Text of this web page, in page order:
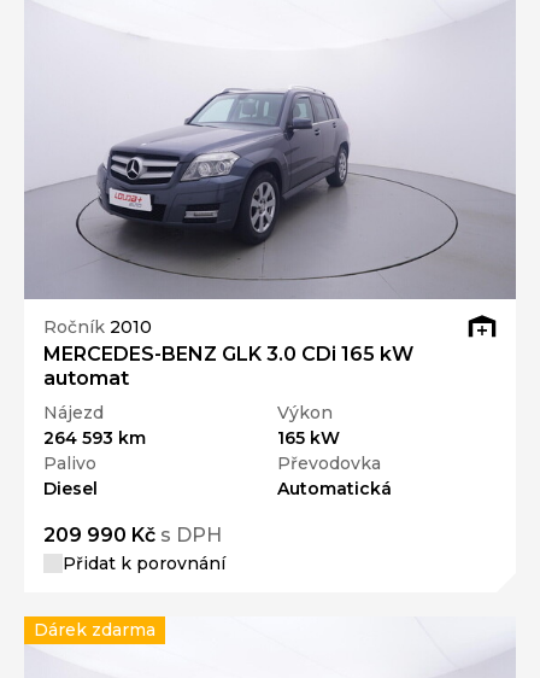
Ročník 2010
MERCEDES-BENZ GLK 3.0 CDi 165 kW
automat
Nájezd
264 593 km
Výkon
165 kW
Palivo
Diesel
Převodovka
Automatická
209 990 Kč s DPH
Přidat k porovnání
Dárek zdarma